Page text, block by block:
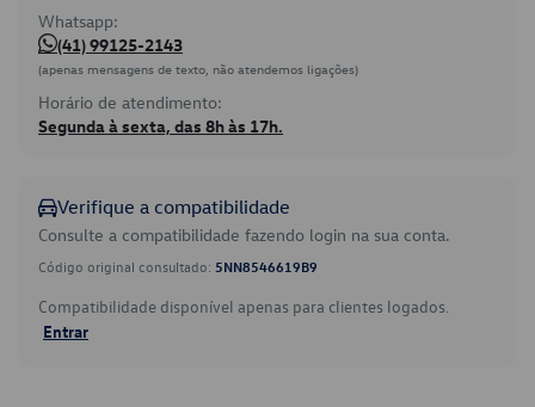
Whatsapp:
(41) 99125-2143
(apenas mensagens de texto, não atendemos ligações)
Horário de atendimento:
Segunda à sexta, das 8h às 17h.
Verifique a compatibilidade
Consulte a compatibilidade fazendo login na sua conta.
Código original consultado: 5NN8546619B9
Compatibilidade disponível apenas para clientes logados.
Entrar